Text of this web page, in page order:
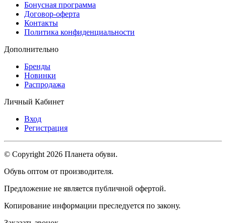
Бонусная программа
Договор-оферта
Контакты
Политика конфиденциальности
Дополнительно
Бренды
Новинки
Распродажа
Личный Кабинет
Вход
Регистрация
© Copyright 2026 Планета обуви.
Обувь оптом от производителя.
Предложение не является публичной офертой.
Копирование информации преследуется по закону.